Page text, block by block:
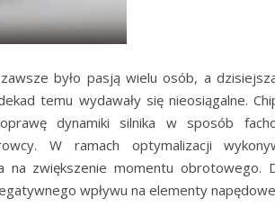
było pasją wielu osób, a
temu wydawały się nieosiągalne.
dynamiki silnika w sposób
W ramach optymalizacji
na zwiększenie momentu obrotowego.
wpływu na elementy